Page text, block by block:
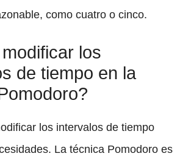
como cuatro o cinco.
los
de tiempo en la
los intervalos de tiempo
La técnica Pomodoro es